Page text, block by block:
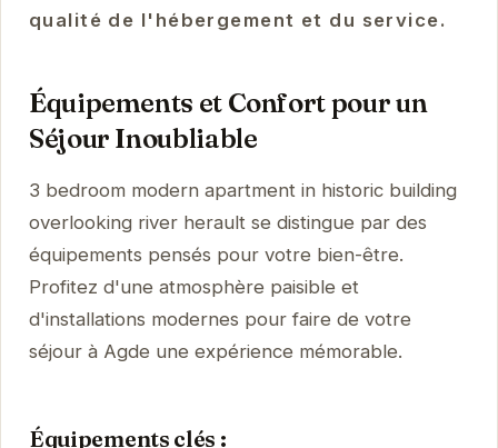
qualité de l'hébergement et du service.
Équipements et Confort pour un
Séjour Inoubliable
3 bedroom modern apartment in historic building
overlooking river herault se distingue par des
équipements pensés pour votre bien-être.
Profitez d'une atmosphère paisible et
d'installations modernes pour faire de votre
séjour à Agde une expérience mémorable.
Équipements clés :